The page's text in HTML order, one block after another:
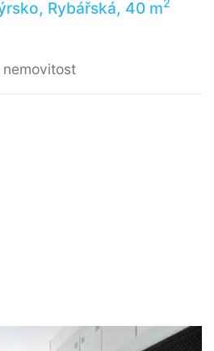
Rybářská, 40 m2
nemovitost